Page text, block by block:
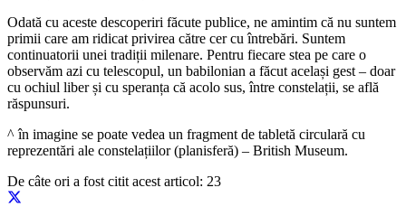
Odată cu aceste descoperiri făcute publice, ne amintim că nu suntem
primii care am ridicat privirea către cer cu întrebări. Suntem
continuatorii unei tradiții milenare. Pentru fiecare stea pe care o
observăm azi cu telescopul, un babilonian a făcut același gest – doar
cu ochiul liber și cu speranța că acolo sus, între constelații, se află
răspunsuri.
^ în imagine se poate vedea un fragment de tabletă circulară cu
reprezentări ale constelațiilor (planisferă) – British Museum.
De câte ori a fost citit acest articol: 23